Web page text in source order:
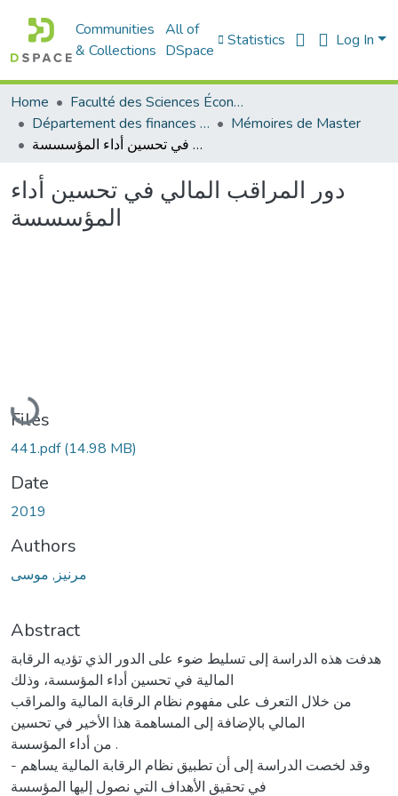
Communities
& Collections
All of
DSpace
Statistics Log In
Home
Faculté des Sciences Économiques Commerciales et des Sciences de Gestion
Département des finances et de comptabilité
Mémoires de Master
دور المراقب المالي في تحسين أداء المؤسسسة
دور المراقب المالي في تحسين أداء
المؤسسسة
Loading...
Files
441.pdf(14.98 MB)
Date
2019
Authors
مرنيز, موسى
Abstract
هدفت هذه الدراسة إلى تسليط ضوء على الدور الذي تؤديه الرقابة
المالية في تحسين أداء المؤسسة، وذلك
من خلال التعرف على مفهوم نظام الرقابة المالية والمراقب
المالي بالإضافة إلى المساهمة هذا الأخير في تحسين
من أداء المؤسسة .
- وقد لخصت الدراسة إلى أن تطبيق نظام الرقابة المالية يساهم
في تحقيق الأهداف التي نصول إليها المؤسسة